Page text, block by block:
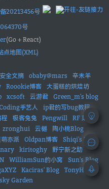
20213456号
号
(Go + React)
点地图(XML)
全文摘 obaby@mars
辛未羊
Roookie博客
大蛋糕的烘焙坊
xcsoft 云游君
Green_m's blog
手艺人
ip君的写bug教程
程 极客兔兔 Pengwill
RF 菜鸟
zronghui 云樾
陶小桃Blog
萌亦派 Oldpan博客
Shiqi's Blog
kiritoghy
野宁新之助
WilliamSun的小窝
Sun's Blog
Kaciras' Blog
TonyHe
Garden